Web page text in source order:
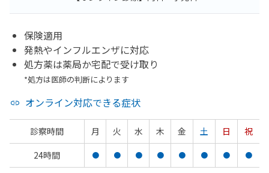
保険適用
発熱やインフルエンザに対応
処方薬は薬局か宅配で受け取り
*処方は医師の判断によります
オンライン対応できる症状
診察時間 月 火 水 木 金 土 日
祝
24時間
● ● ● ● ● ● ● ●